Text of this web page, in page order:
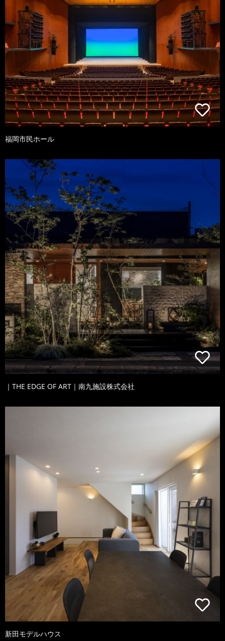
福岡市民ホール
｜THE EDGE OF ART｜南九施設株式会社
新田モデルハウス